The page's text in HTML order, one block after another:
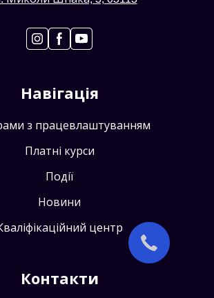
Навігація
з працевлаштуванням
Платні курси
Події
Новини
центр
Контакти